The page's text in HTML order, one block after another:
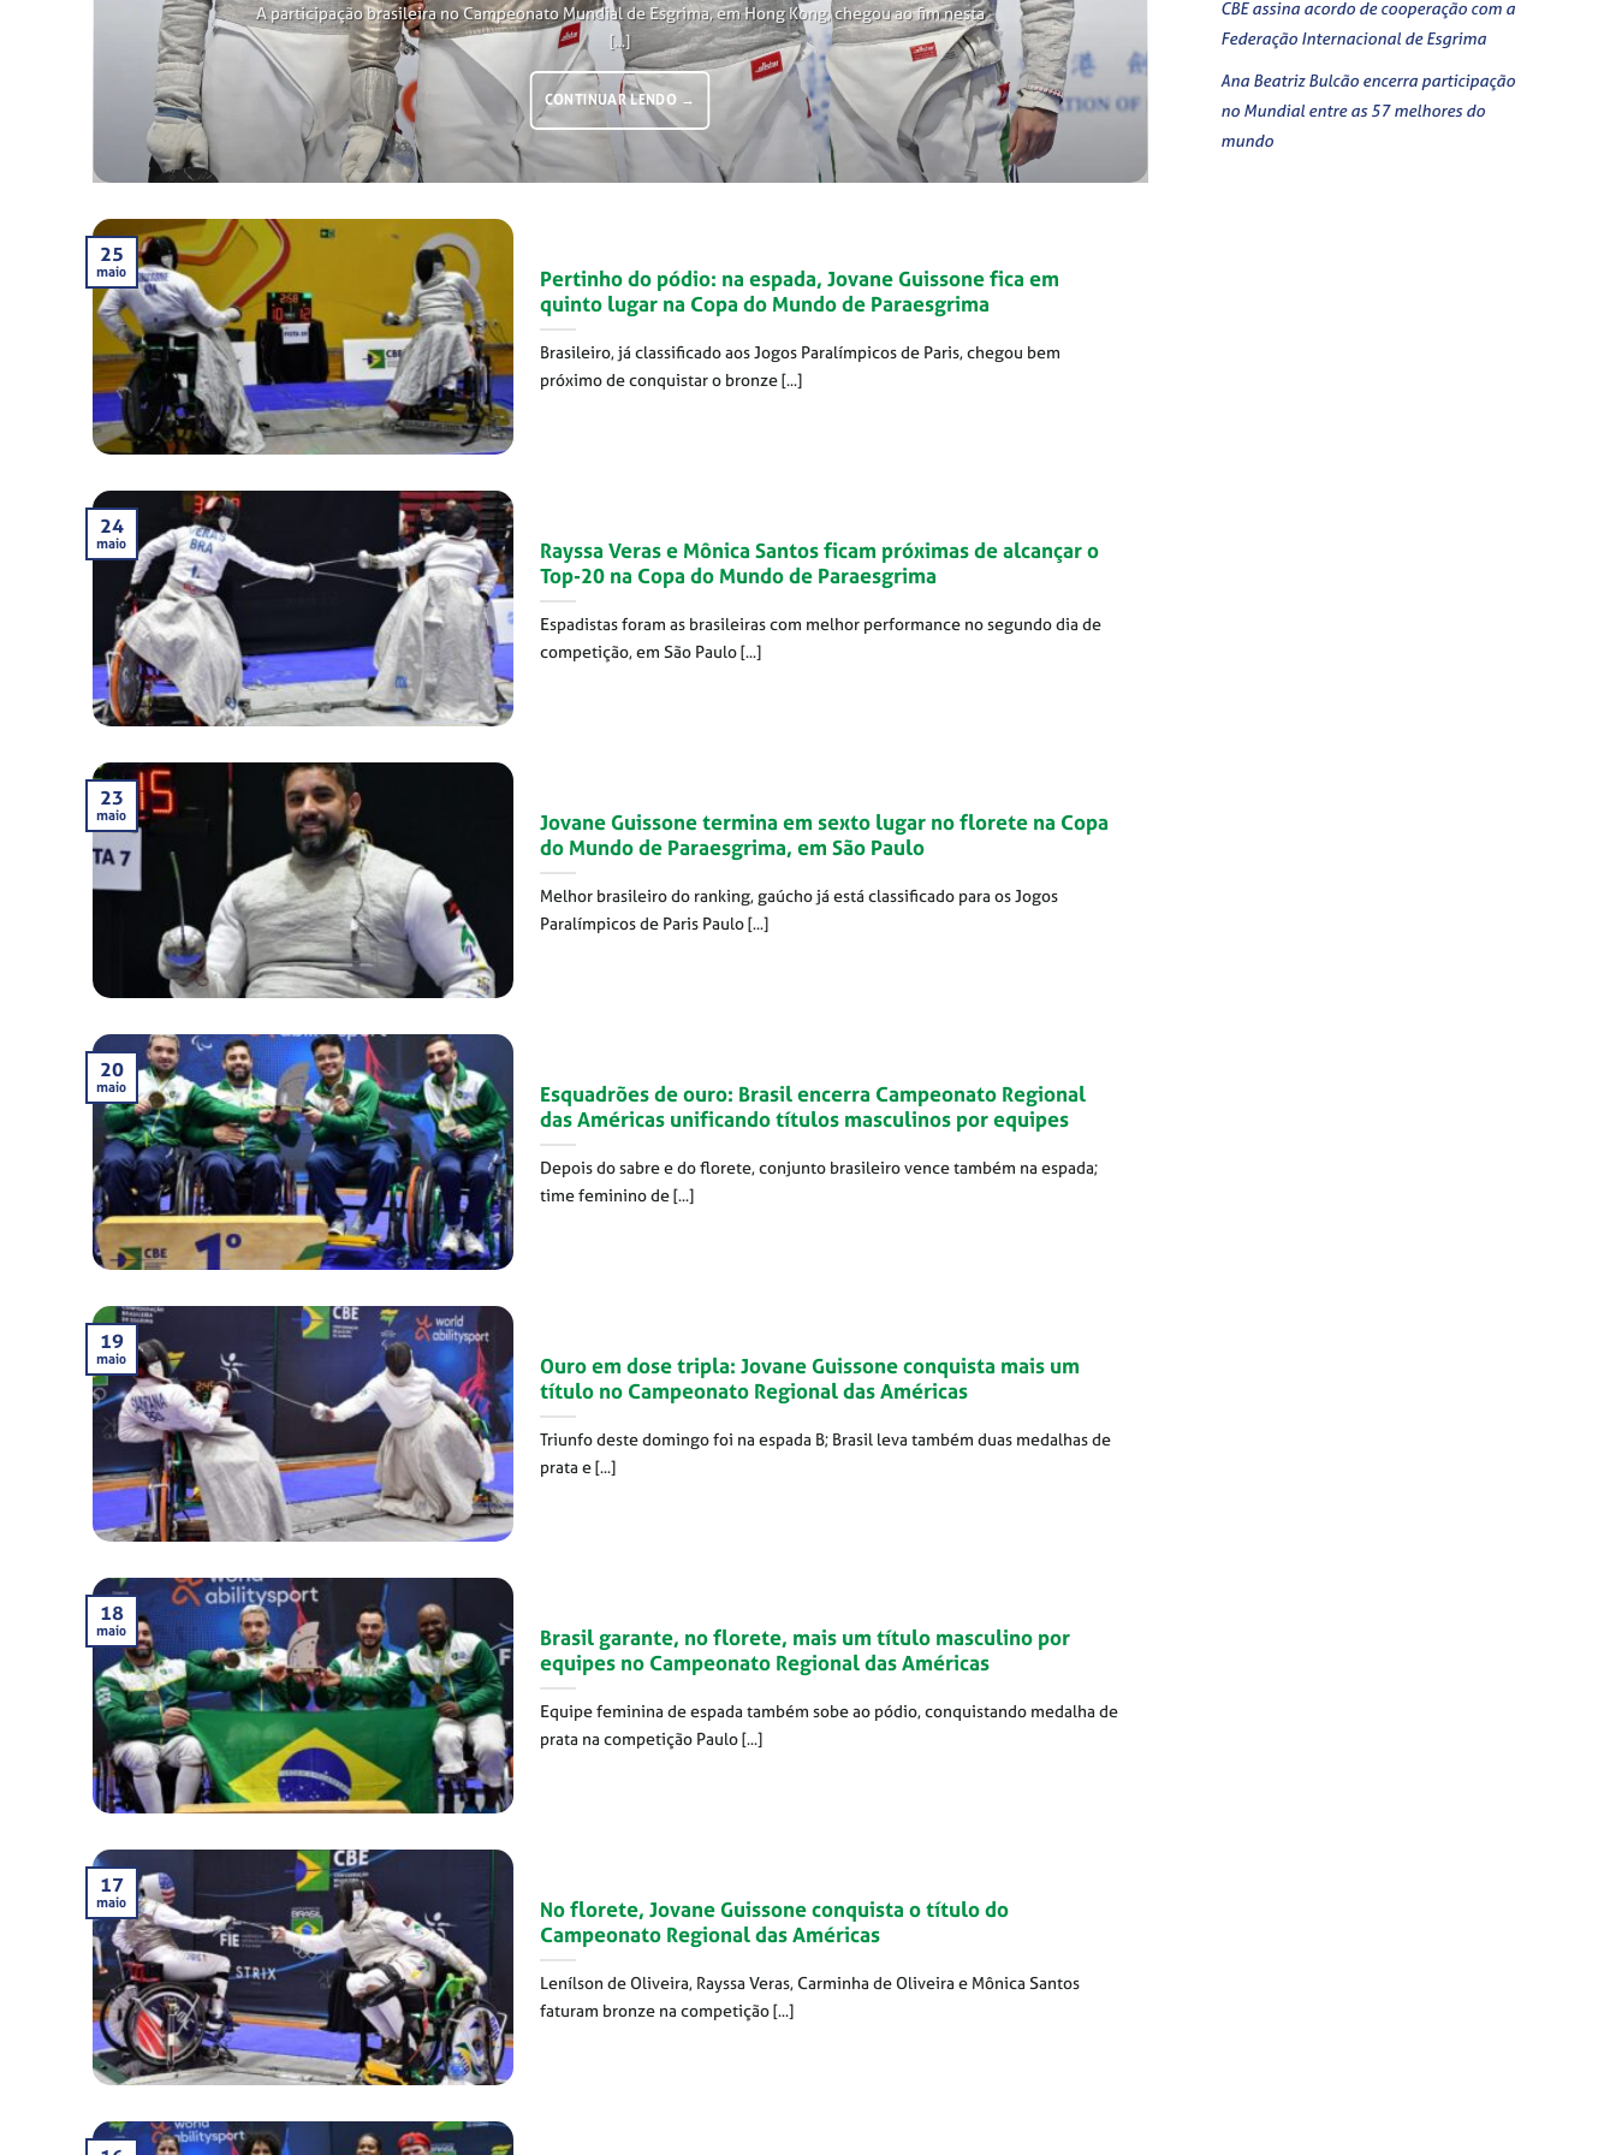
A participação brasileira no Campeonato Mundial de Esgrima, em Hong Kong, chegou ao fim nesta
[...]
CONTINUAR LENDO →
Pertinho do pódio: na espada, Jovane Guissone fica em
quinto lugar na Copa do Mundo de Paraesgrima
Brasileiro, já classificado aos Jogos Paralímpicos de Paris, chegou bem
próximo de conquistar o bronze [...]
25
maio
Rayssa Veras e Mônica Santos ficam próximas de alcançar o
Top-20 na Copa do Mundo de Paraesgrima
Espadistas foram as brasileiras com melhor performance no segundo dia de
competição, em São Paulo [...]
24
maio
Jovane Guissone termina em sexto lugar no florete na Copa
do Mundo de Paraesgrima, em São Paulo
Melhor brasileiro do ranking, gaúcho já está classificado para os Jogos
Paralímpicos de Paris Paulo [...]
23
maio
Esquadrões de ouro: Brasil encerra Campeonato Regional
das Américas unificando títulos masculinos por equipes
Depois do sabre e do florete, conjunto brasileiro vence também na espada;
time feminino de [...]
20
maio
Ouro em dose tripla: Jovane Guissone conquista mais um
título no Campeonato Regional das Américas
Triunfo deste domingo foi na espada B; Brasil leva também duas medalhas de
prata e [...]
19
maio
Brasil garante, no florete, mais um título masculino por
equipes no Campeonato Regional das Américas
Equipe feminina de espada também sobe ao pódio, conquistando medalha de
prata na competição Paulo [...]
18
maio
No florete, Jovane Guissone conquista o título do
Campeonato Regional das Américas
Lenílson de Oliveira, Rayssa Veras, Carminha de Oliveira e Mônica Santos
faturam bronze na competição [...]
17
maio
CBE assina acordo de cooperação com a
Federação Internacional de Esgrima
Ana Beatriz Bulcão encerra participação
no Mundial entre as 57 melhores do
mundo